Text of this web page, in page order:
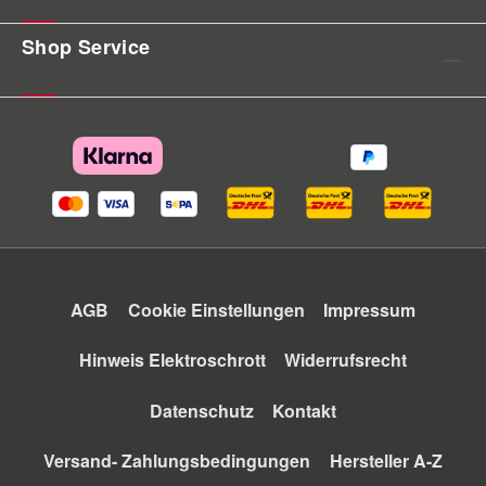
Shop Service
AGB Cookie Einstellungen Impressum
Hinweis Elektroschrott Widerrufsrecht
Datenschutz Kontakt
Versand- Zahlungsbedingungen Hersteller A-Z